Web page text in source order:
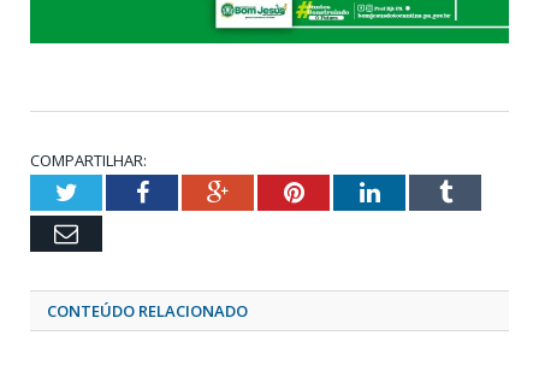
COMPARTILHAR:
TwitterFacebookGoogle+PinterestLinkedInTumblr
Email
CONTEÚDO RELACIONADO